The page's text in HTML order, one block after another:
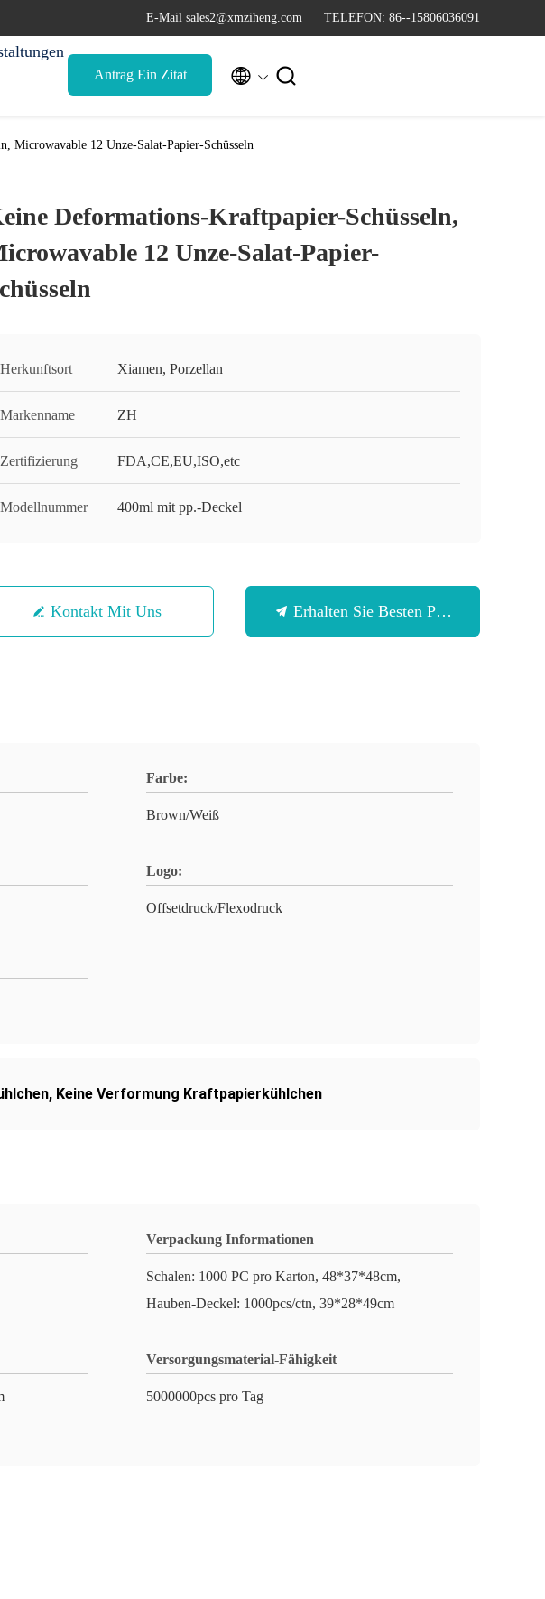
E-Mail sales2@xmziheng.com TELEFON: 86--15806036091
Antrag Ein Zitat  
Microwavable 12 Unze-Salat-Papier-Schüsseln
Deformations-Kraftpapier-Schüsseln,
12 Unze-Salat-Papier-
Herkunftsort Xiamen, Porzellan
Markenname ZH
Zertifizierung FDA,CE,EU,ISO,etc
Modellnummer 400ml mit pp.-Deckel
Kontakt Mit Uns Erhalten Sie Besten Preis
Farbe:
Brown/Weiß
Logo:
Offsetdruck/Flexodruck
, Keine Verformung Kraftpapierkühlchen
Verpackung Informationen
Schalen: 1000 PC pro Karton, 48*37*48cm,
Hauben-Deckel: 1000pcs/ctn, 39*28*49cm
Versorgungsmaterial-Fähigkeit
5000000pcs pro Tag